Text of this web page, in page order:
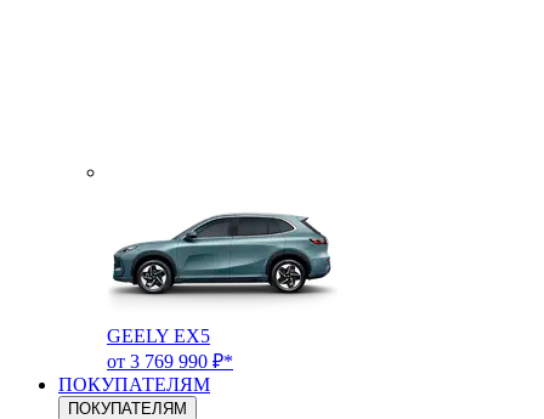
GEELY EX5
от 3 769 990 ₽*
ПОКУПАТЕЛЯМ
ПОКУПАТЕЛЯМ